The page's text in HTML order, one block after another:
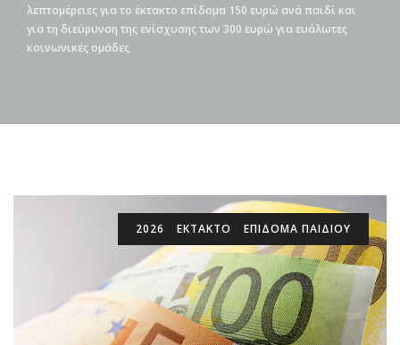
λεπτομέρειες για το έκτακτο επίδομα 150 ευρώ ανά παιδί και
για τη διεύρυνση της ενίσχυσης των 300 ευρώ για ευάλωτες
κοινωνικές ομάδες
2026 ΈΚΤΑΚΤΟ ΕΠΊΔΟΜΑ ΠΑΙΔΙΟΎ